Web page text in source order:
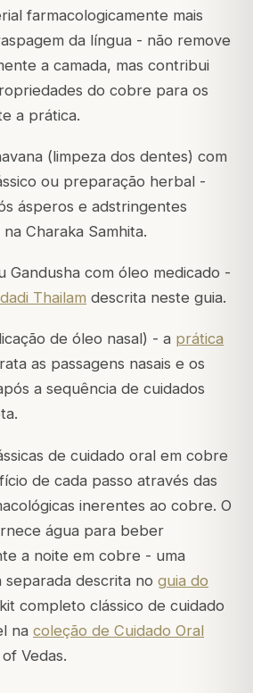
farmacologicamente mais
da língua - não remove
a camada, mas contribui
do cobre para os
a prática.
(limpeza dos dentes) com
ou preparação herbal -
ásperos e adstringentes
Charaka Samhita.
Gandusha com óleo medicado -
Thailam descrita neste guia.
de óleo nasal) - a prática
as passagens nasais e os
a sequência de cuidados
de cuidado oral em cobre
de cada passo através das
inerentes ao cobre. O
água para beber
a noite em cobre - uma
separada descrita no guia do
completo clássico de cuidado
na coleção de Cuidado Oral
Vedas.